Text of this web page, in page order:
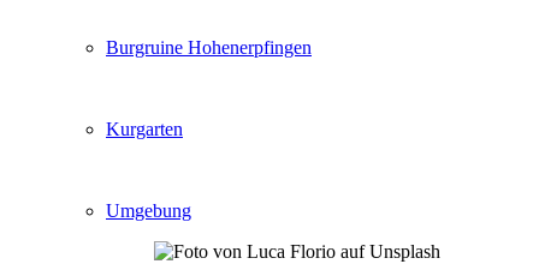
Burgruine Hohenerpfingen
Kurgarten
Umgebung